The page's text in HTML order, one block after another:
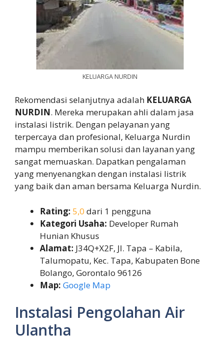
KELUARGA NURDIN
Rekomendasi selanjutnya adalah KELUARGA
NURDIN. Mereka merupakan ahli dalam jasa
instalasi listrik. Dengan pelayanan yang
terpercaya dan profesional, Keluarga Nurdin
mampu memberikan solusi dan layanan yang
sangat memuaskan. Dapatkan pengalaman
yang menyenangkan dengan instalasi listrik
yang baik dan aman bersama Keluarga Nurdin.
Rating: 5,0 dari 1 pengguna
Kategori Usaha: Developer Rumah
Hunian Khusus
Alamat: J34Q+X2F, Jl. Tapa – Kabila,
Talumopatu, Kec. Tapa, Kabupaten Bone
Bolango, Gorontalo 96126
Map: Google Map
Instalasi Pengolahan Air
Ulantha